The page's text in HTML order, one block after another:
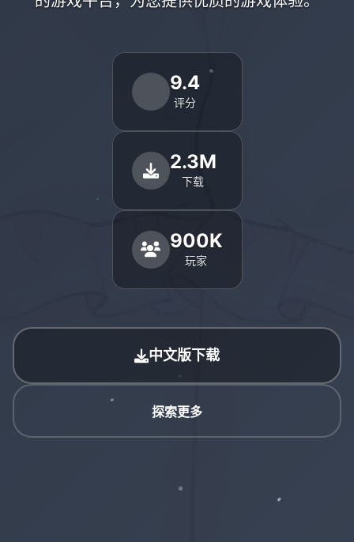
9.4
评分
2.3M
下载
900K
玩家
中文版下载
探索更多